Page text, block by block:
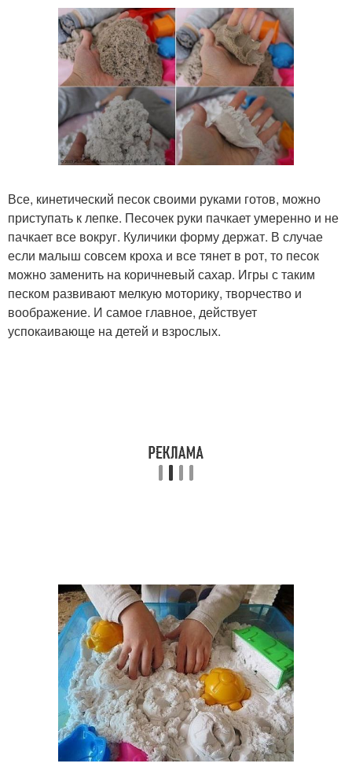
Все, кинетический песок своими руками готов, можно
приступать к лепке. Песочек руки пачкает умеренно и не
пачкает все вокруг. Куличики форму держат. В случае
если малыш совсем кроха и все тянет в рот, то песок
можно заменить на коричневый сахар. Игры с таким
песком развивают мелкую моторику, творчество и
воображение. И самое главное, действует
успокаивающе на детей и взрослых.